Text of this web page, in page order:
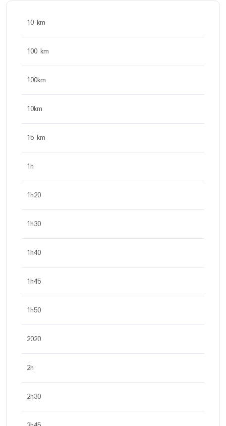
10 km
100 km
100km
10km
15 km
1h
1h20
1h30
1h40
1h45
1h50
2020
2h
2h30